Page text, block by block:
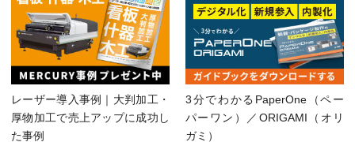
レーザー導入事例｜大判加工・
厚物加工で売上アップに成功し
た事例
3分でわかるPaperOne（ペー
パーワン）／ORIGAMI（オリ
ガミ）